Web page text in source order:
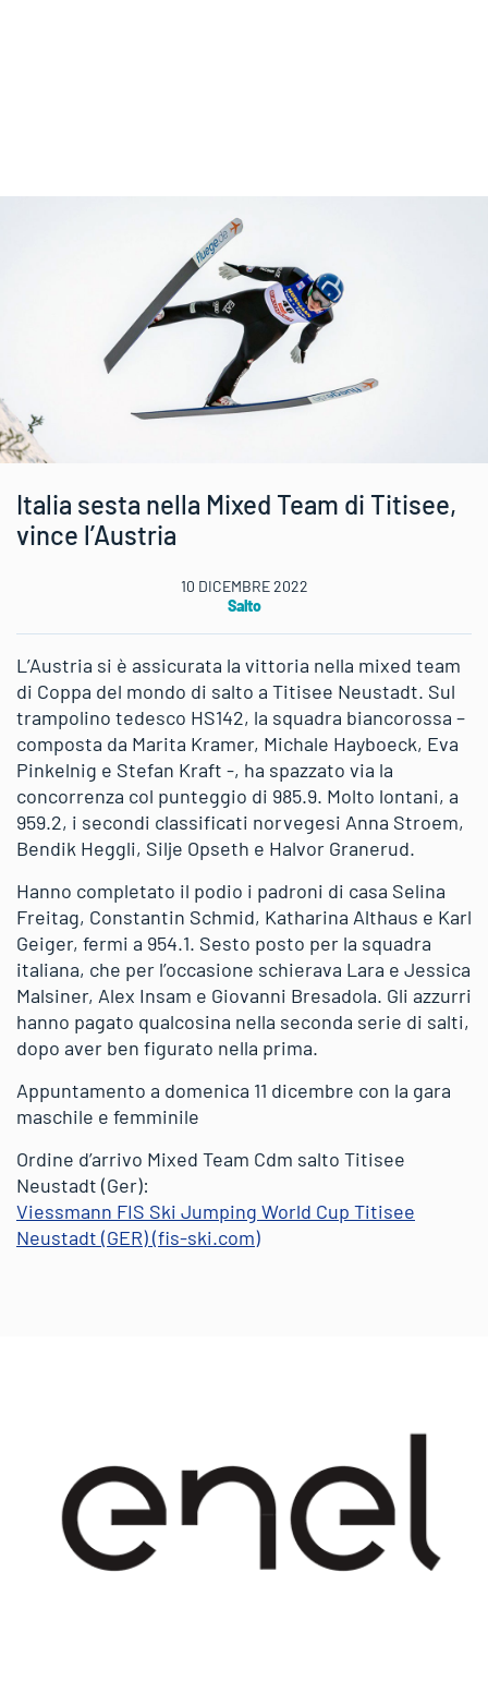
Italia sesta nella Mixed Team di Titisee,
vince l’Austria
10 DICEMBRE 2022
Salto
L’Austria si è assicurata la vittoria nella mixed team
di Coppa del mondo di salto a Titisee Neustadt. Sul
trampolino tedesco HS142, la squadra biancorossa –
composta da Marita Kramer, Michale Hayboeck, Eva
Pinkelnig e Stefan Kraft -, ha spazzato via la
concorrenza col punteggio di 985.9. Molto lontani, a
959.2, i secondi classificati norvegesi Anna Stroem,
Bendik Heggli, Silje Opseth e Halvor Granerud.
Hanno completato il podio i padroni di casa Selina
Freitag, Constantin Schmid, Katharina Althaus e Karl
Geiger, fermi a 954.1. Sesto posto per la squadra
italiana, che per l’occasione schierava Lara e Jessica
Malsiner, Alex Insam e Giovanni Bresadola. Gli azzurri
hanno pagato qualcosina nella seconda serie di salti,
dopo aver ben figurato nella prima.
Appuntamento a domenica 11 dicembre con la gara
maschile e femminile
Ordine d’arrivo Mixed Team Cdm salto Titisee
Neustadt (Ger):
Viessmann FIS Ski Jumping World Cup Titisee
Neustadt (GER) (fis-ski.com)